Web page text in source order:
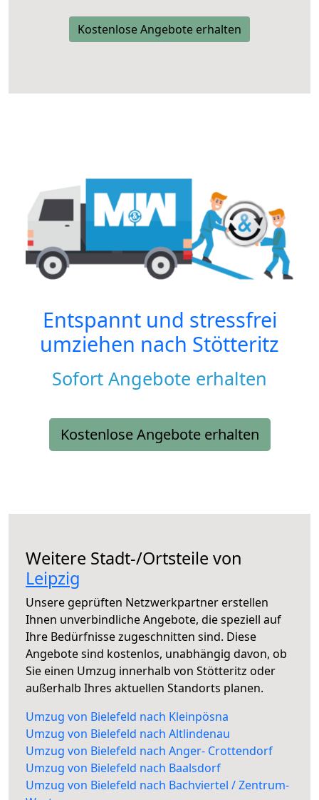
Kostenlose Angebote erhalten
Entspannt und stressfrei
umziehen nach Stötteritz
Sofort Angebote erhalten
Kostenlose Angebote erhalten
Weitere Stadt-/Ortsteile von
Leipzig
Unsere geprüften Netzwerkpartner erstellen
Ihnen unverbindliche Angebote, die speziell auf
Ihre Bedürfnisse zugeschnitten sind. Diese
Angebote sind kostenlos, unabhängig davon, ob
Sie einen Umzug innerhalb von Stötteritz oder
außerhalb Ihres aktuellen Standorts planen.
Umzug von Bielefeld nach Kleinpösna
Umzug von Bielefeld nach Altlindenau
Umzug von Bielefeld nach Anger- Crottendorf
Umzug von Bielefeld nach Baalsdorf
Umzug von Bielefeld nach Bachviertel / Zentrum-